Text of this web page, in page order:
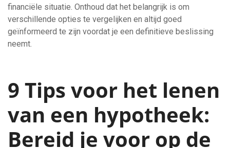
financiële situatie. Onthoud dat het belangrijk is om
verschillende opties te vergelijken en altijd goed
geïnformeerd te zijn voordat je een definitieve beslissing
neemt.
9 Tips voor het lenen
van een hypotheek:
Bereid je voor op de